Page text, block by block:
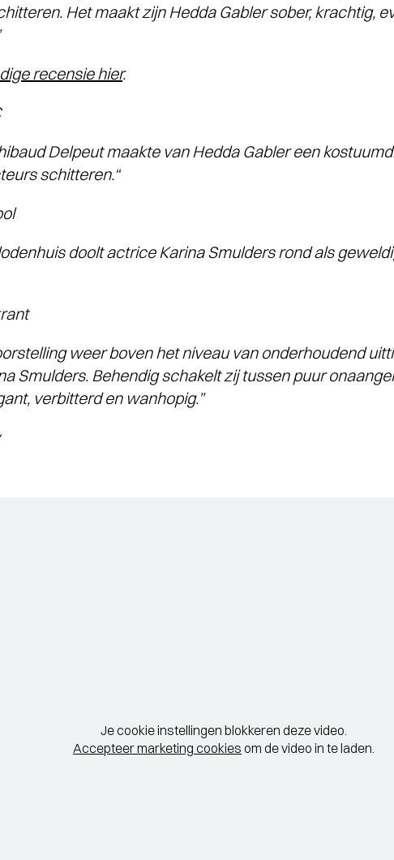
Het maakt zijn Hedda Gabler sober, krachtig,
recensie hier.
Delpeut maakte van Hedda Gabler een
schitteren.“
doolt actrice Karina Smulders rond als
weer boven het niveau van onderhoudend
Smulders. Behendig schakelt zij tussen puur
verbitterd en wanhopig.”
Je cookie instellingen blokkeren deze video.
Accepteer marketing cookies om de video in te laden.